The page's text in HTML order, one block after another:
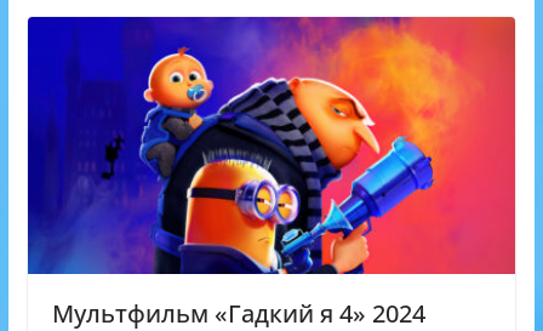
Мультфильм «Гадкий я 4» 2024